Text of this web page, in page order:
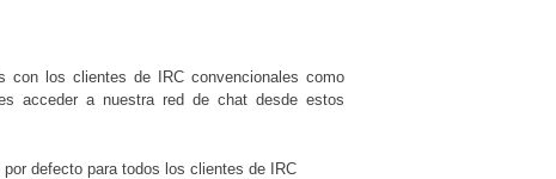
con los clientes de IRC convencionales como
acceder a nuestra red de chat desde estos
por defecto para todos los clientes de IRC